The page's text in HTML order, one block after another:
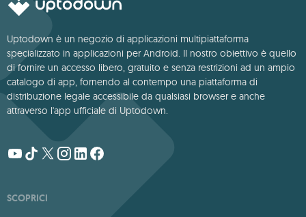
Uptodown è un negozio di applicazioni multipiattaforma
specializzato in applicazioni per Android. Il nostro obiettivo è quello
di fornire un accesso libero, gratuito e senza restrizioni ad un ampio
catalogo di app, fornendo al contempo una piattaforma di
distribuzione legale accessibile da qualsiasi browser e anche
attraverso l'app ufficiale di Uptodown.
SCOPRICI